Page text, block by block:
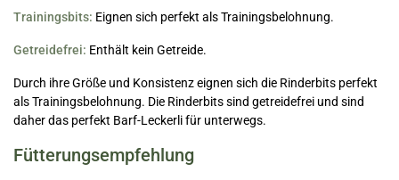
Trainingsbits: Eignen sich perfekt als Trainingsbelohnung.
Getreidefrei: Enthält kein Getreide.
Durch ihre Größe und Konsistenz eignen sich die Rinderbits perfekt
als Trainingsbelohnung. Die Rinderbits sind getreidefrei und sind
daher das perfekt Barf-Leckerli für unterwegs.
Fütterungsempfehlung